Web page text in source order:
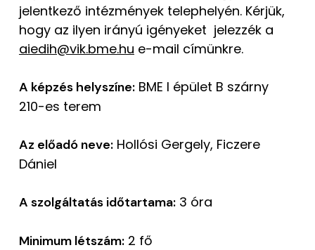
jelentkező intézmények telephelyén. Kérjük,
hogy az ilyen irányú igényeket jelezzék a
aiedih@vik.bme.hu e-mail címünkre.
A képzés helyszíne:BME I épület B szárny
210-es terem
Az előadó neve:Hollósi Gergely, Ficzere
Dániel
A szolgáltatás időtartama:3 óra
Minimum létszám:2 fő